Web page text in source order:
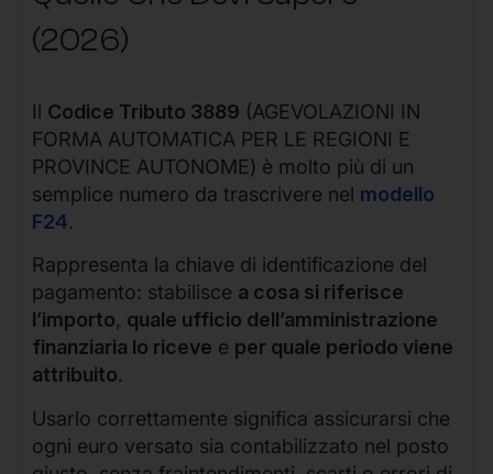
(2026)
Il Codice Tributo 3889 (AGEVOLAZIONI IN
FORMA AUTOMATICA PER LE REGIONI E
PROVINCE AUTONOME) è molto più di un
semplice numero da trascrivere nel modello
F24.
Rappresenta la chiave di identificazione del
pagamento: stabilisce a cosa si riferisce
l’importo, quale ufficio dell’amministrazione
finanziaria lo riceve e per quale periodo viene
attribuito.
Usarlo correttamente significa assicurarsi che
ogni euro versato sia contabilizzato nel posto